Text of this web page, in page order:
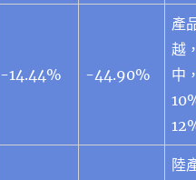
-14.44% -44.90%
產
越
中
陸